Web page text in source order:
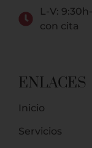
ENLACES
Inicio
Servicios
L-V:
con cita